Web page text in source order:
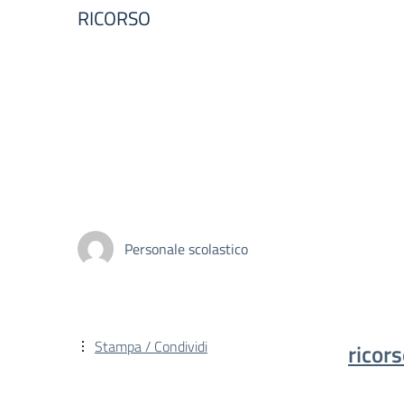
RICORSO
Personale scolastico
Stampa / Condividi